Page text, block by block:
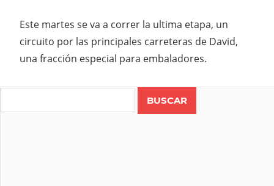
Este martes se va a correr la ultima etapa, un
circuito por las principales carreteras de David,
una fracción especial para embaladores.